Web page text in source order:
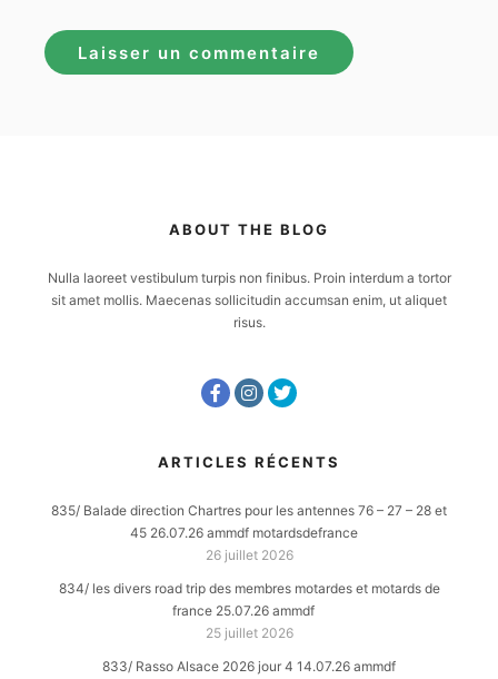
ABOUT THE BLOG
Nulla laoreet vestibulum turpis non finibus. Proin interdum a tortor
sit amet mollis. Maecenas sollicitudin accumsan enim, ut aliquet
risus.
ARTICLES RÉCENTS
835/ Balade direction Chartres pour les antennes 76 – 27 – 28 et
45 26.07.26 ammdf motardsdefrance
26 juillet 2026
834/ les divers road trip des membres motardes et motards de
france 25.07.26 ammdf
25 juillet 2026
833/ Rasso Alsace 2026 jour 4 14.07.26 ammdf